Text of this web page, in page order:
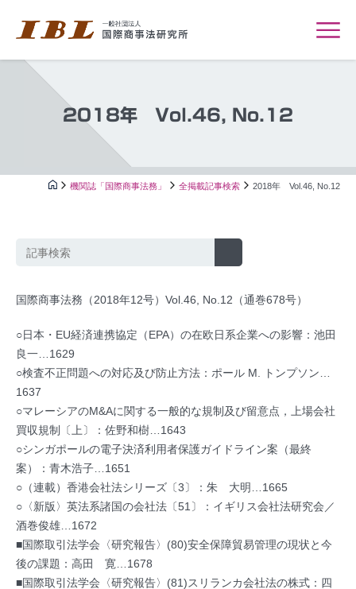
2018年 Vol.46, No.12
機関誌「国際商事法務」 全掲載記事検索 2018年 Vol.46, No.12
国際商事法務（2018年12号）Vol.46, No.12（通巻678号）
○日本・EU経済連携協定（EPA）の在欧日系企業への影響：池田
良一…1629
○検査不正問題への対応及び防止方法：ポール M. トンプソン…
1637
○マレーシアのM&Aに関する一般的な規制及び留意点，上場会社
買収規制〔上〕：佐野和樹…1643
○シンガポールの電子決済利用者保護ガイドライン案（最終
案）：青木浩子…1651
○（連載）香港会社法シリーズ〔3〕：朱 大明…1665
○〈新版〉英法系諸国の会社法〔51〕：イギリス会社法研究会／
酒巻俊雄…1672
■国際取引法学会〈研究報告〉(80)安全保障貿易管理の現状と今
後の課題：高田 寛…1678
■国際取引法学会〈研究報告〉(81)スリランカ会社法の株式：四